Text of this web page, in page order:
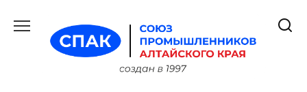
содержанию